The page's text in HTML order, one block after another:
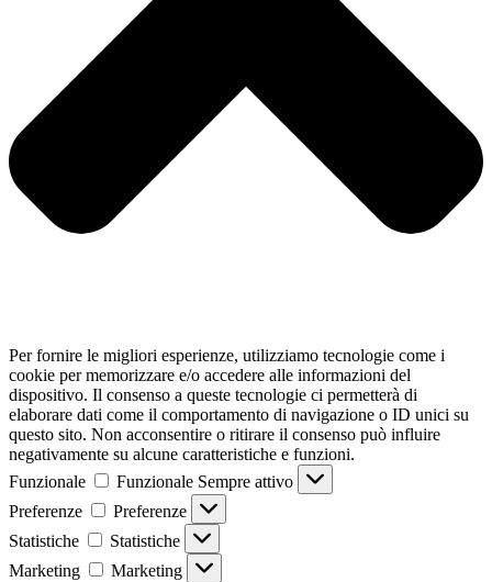
Per fornire le migliori esperienze, utilizziamo tecnologie come i
cookie per memorizzare e/o accedere alle informazioni del
dispositivo. Il consenso a queste tecnologie ci permetterà di
elaborare dati come il comportamento di navigazione o ID unici su
questo sito. Non acconsentire o ritirare il consenso può influire
negativamente su alcune caratteristiche e funzioni.
Funzionale
Funzionale Sempre attivo
Preferenze
Preferenze
Statistiche
Statistiche
Marketing
Marketing